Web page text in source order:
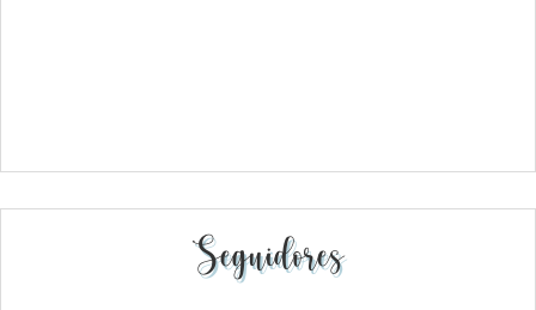
Seguidores